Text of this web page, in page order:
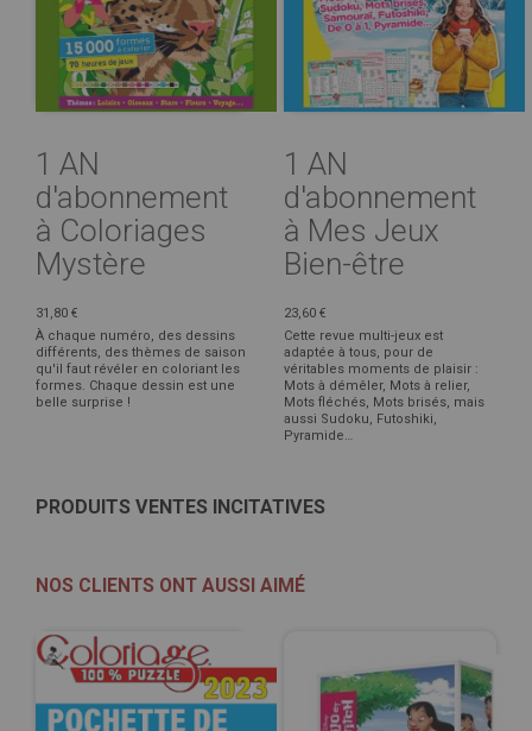
1 AN
d'abonnement
à Coloriages
Mystère
31,80 €
À chaque numéro, des dessins
différents, des thèmes de saison
qu'il faut révéler en coloriant les
formes. Chaque dessin est une
belle surprise !
1 AN
d'abonnement
à Mes Jeux
Bien-être
23,60 €
Cette revue multi-jeux est
adaptée à tous, pour de
véritables moments de plaisir :
Mots à démêler, Mots à relier,
Mots fléchés, Mots brisés, mais
aussi Sudoku, Futoshiki,
Pyramide…
PRODUITS VENTES INCITATIVES
NOS CLIENTS ONT AUSSI AIMÉ